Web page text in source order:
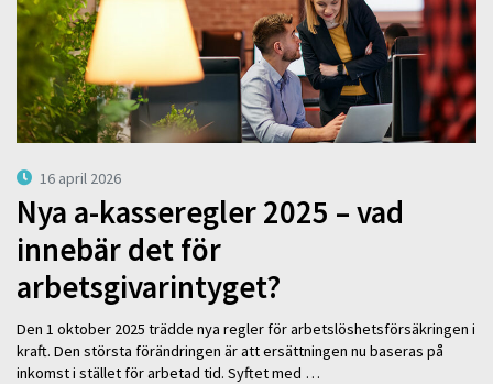
16 april 2026
Nya a-kasseregler 2025 – vad
innebär det för
arbetsgivarintyget?
Den 1 oktober 2025 trädde nya regler för arbetslöshetsförsäkringen i
kraft. Den största förändringen är att ersättningen nu baseras på
inkomst i stället för arbetad tid. Syftet med …